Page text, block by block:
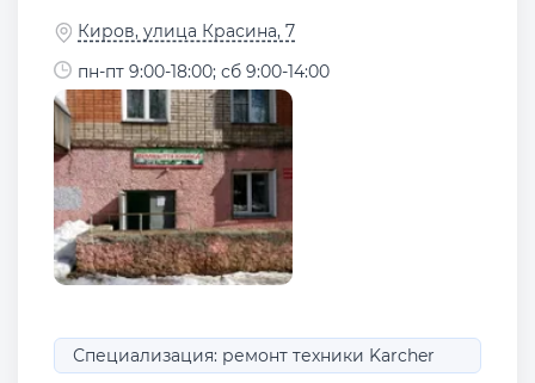
Киров, улица Красина, 7
пн-пт 9:00-18:00; сб 9:00-14:00
Специализация: ремонт техники Karcher